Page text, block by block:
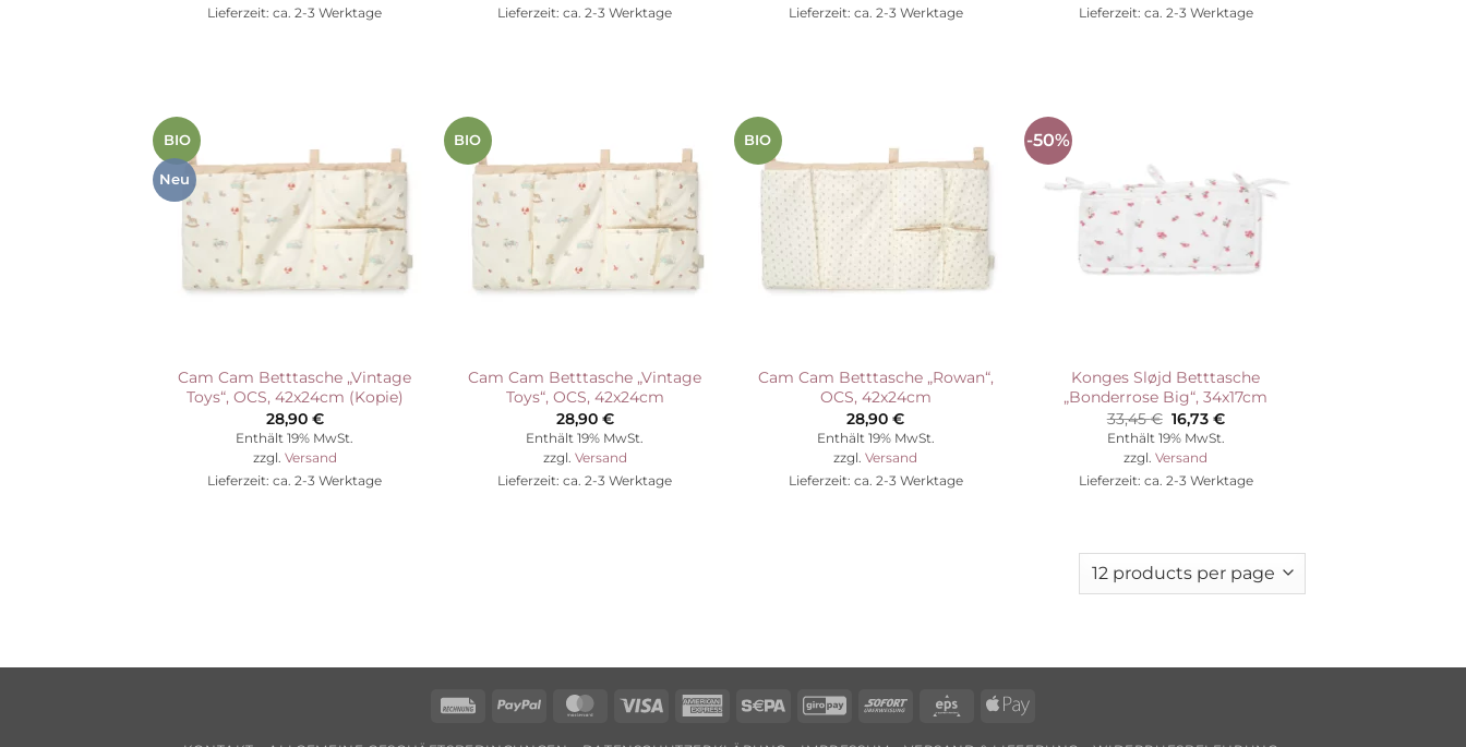
Lieferzeit: ca. 2-3 Werktage
Lieferzeit: ca. 2-3 Werktage
Lieferzeit: ca. 2-3 Werktage
Lieferzeit: ca. 2-3 Werktage
BIO
Neu
Wunschliste
Cam Cam Betttasche „Vintage
Toys“, OCS, 42x24cm (Kopie)
28,90 €
Enthält 19% MwSt.
zzgl. Versand
Lieferzeit: ca. 2-3 Werktage
BIO
Wunschliste
Cam Cam Betttasche „Vintage
Toys“, OCS, 42x24cm
28,90 €
Enthält 19% MwSt.
zzgl. Versand
Lieferzeit: ca. 2-3 Werktage
BIO
Auf die
Wunschliste
Cam Cam Betttasche „Rowan“,
OCS, 42x24cm
28,90€
Enthält 19% MwSt.
zzgl.Versand
Lieferzeit: ca. 2-3 Werktage
-50%
Konges Sløjd Betttasche
„Bonderrose Big“, 34x17cm
33,45€ Ursprünglicher
Preis
war:
33,45 €
16,73€Aktueller
Enthält 19% MwSt.
zzgl.Versand
Lieferzeit: ca. 2-3 Werktage
RechungPayPal MasterCard
Visa
American Sepa GiroPaySofort Eps
Apple